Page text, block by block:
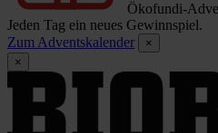
Ökofundi-
Jeden Tag ein neues Gewinnspiel.
Zum Adventskalender
×
×